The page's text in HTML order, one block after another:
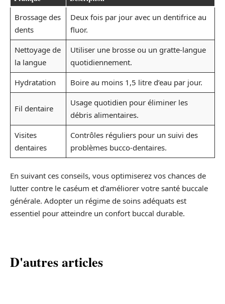
Brossage des
dents
Deux fois par jour avec un dentifrice au
fluor.
Nettoyage de
la langue
Utiliser une brosse ou un gratte-langue
quotidiennement.
Hydratation
Boire au moins 1,5 litre d’eau par jour.
Fil dentaire
Usage quotidien pour éliminer les
débris alimentaires.
Visites
dentaires
Contrôles réguliers pour un suivi des
problèmes bucco-dentaires.
En suivant ces conseils, vous optimiserez vos chances de
lutter contre le caséum et d’améliorer votre santé buccale
générale. Adopter un régime de soins adéquats est
essentiel pour atteindre un confort buccal durable.
D'autres articles